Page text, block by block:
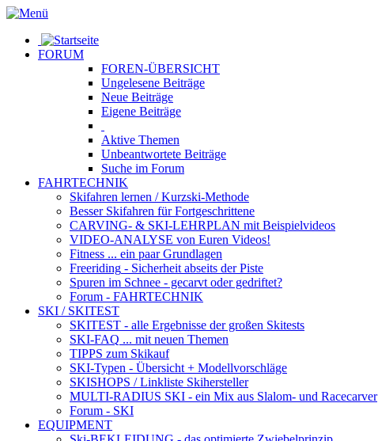
FORUM
FOREN-ÜBERSICHT
Ungelesene Beiträge
Neue Beiträge
Eigene Beiträge
Aktive Themen
Unbeantwortete Beiträge
Suche im Forum
FAHRTECHNIK
Skifahren lernen / Kurzski-Methode
Besser Skifahren für Fortgeschrittene
CARVING- & SKI-LEHRPLAN mit Beispielvideos
VIDEO-ANALYSE von Euren Videos!
Fitness ... ein paar Grundlagen
Freeriding - Sicherheit abseits der Piste
Spuren im Schnee - gecarvt oder gedriftet?
Forum - FAHRTECHNIK
SKI / SKITEST
SKITEST - alle Ergebnisse der großen Skitests
SKI-FAQ ... mit neuen Themen
TIPPS zum Skikauf
SKI-Typen - Übersicht + Modellvorschläge
SKISHOPS / Linkliste Skihersteller
MULTI-RADIUS SKI - ein Mix aus Slalom- und Racecarver
Forum - SKI
EQUIPMENT